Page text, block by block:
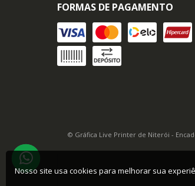
FORMAS DE PAGAMENTO
© Gráfica Live Printer de Niterói -
Nosso site usa cookies para melhorar sua